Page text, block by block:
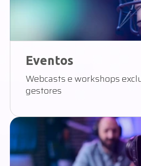
Eventos
Webcasts e workshops
gestores